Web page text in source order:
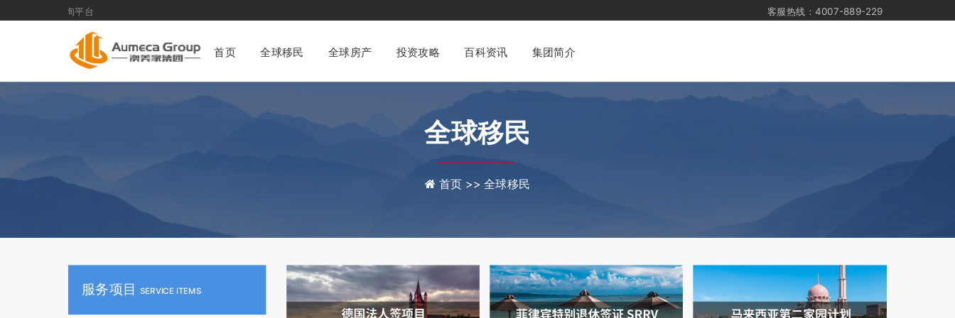
全球移民
首页 全球移民 全球房产 投资攻略 百科资讯 集团简介
客服热线：4007-889-229
全球移民
首页 >>全球移民
服务项目 SERVICE ITEMS